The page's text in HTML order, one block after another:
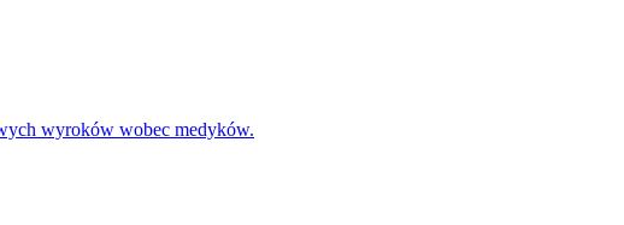
wyroków wobec medyków.